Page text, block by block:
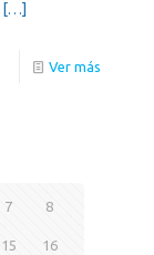
[…]
Ver más
7 8
15 16